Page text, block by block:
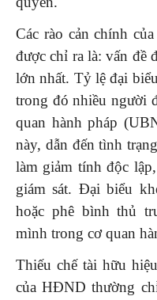
Các rào cản chính
được chỉ ra là: vấn đề
lớn nhất. Tỷ lệ đại
trong đó nhiều người
quan hành pháp
này, dẫn đến tình
làm giảm tính độc
giám sát. Đại biểu
hoặc phê bình thủ
mình trong cơ quan
Thiếu chế tài hữu
của HĐND thường